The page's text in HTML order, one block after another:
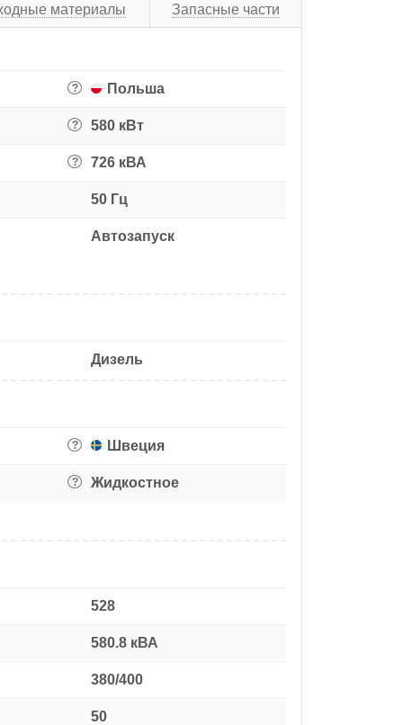
материалы Запасные части
? Польша
? 580 кВт
? 726 кВА
50 Гц
Автозапуск
Дизель
? Швеция
? Жидкостное
528
580.8 кВА
380/400
50